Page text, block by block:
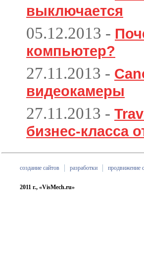
выключается
05.12.2013 -
компьютер?
27.11.2013 -
видеокамеры
27.11.2013 -
бизнес-класса
создание сайтов разработки продвижение
2011 г., «VisMech.ru»